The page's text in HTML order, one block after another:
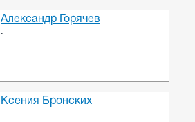
Александр Горячев
.
Ксения Бронских